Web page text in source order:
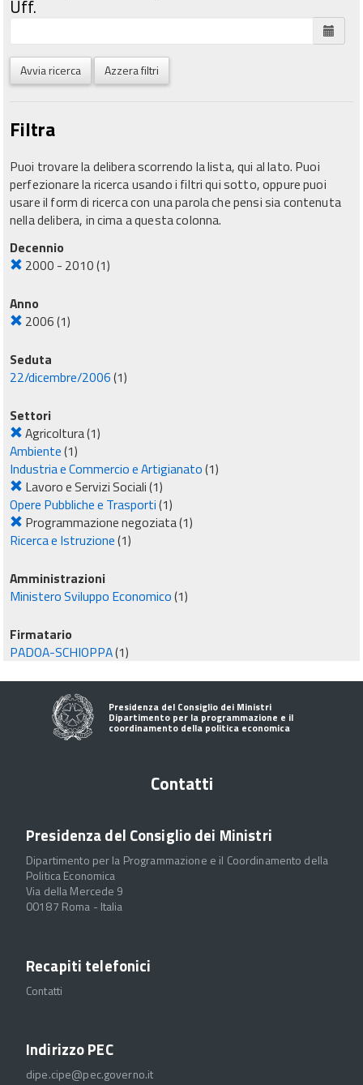
Uff.
Avvia ricerca Azzera filtri
Filtra
Puoi trovare la delibera scorrendo la lista, qui al lato. Puoi
perfezionare la ricerca usando i filtri qui sotto, oppure puoi
usare il form di ricerca con una parola che pensi sia contenuta
nella delibera, in cima a questa colonna.
Decennio
2000 - 2010(1)
Anno
2006(1)
Seduta
22/dicembre/2006(1)
Settori
Agricoltura(1)
Ambiente(1)
Industria e Commercio e Artigianato(1)
Lavoro e Servizi Sociali(1)
Opere Pubbliche e Trasporti(1)
Programmazione negoziata(1)
Ricerca e Istruzione(1)
Amministrazioni
Ministero Sviluppo Economico(1)
Firmatario
PADOA-SCHIOPPA(1)
Presidenza del Consiglio dei Ministri
Dipartimento per la programmazione e il
coordinamento della politica economica
Contatti
Presidenza del Consiglio dei Ministri
Dipartimento per la Programmazione e il Coordinamento della
Politica Economica
Via della Mercede 9
00187 Roma - Italia
Recapiti telefonici
Contatti
Indirizzo PEC
dipe.cipe@pec.governo.it